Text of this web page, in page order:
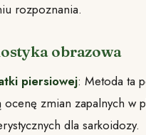
rozpoznania.
obrazowa
piersiowej: Metoda ta
ocenę zmian zapalnych w
dla sarkoidozy.